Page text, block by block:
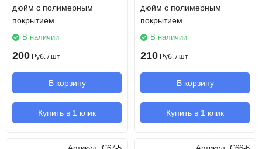
дюйм с полимерным
покрытием
В наличии
200 Руб. / шт
В корзину
Купить в 1 клик
дюйм с полимерным
покрытием
В наличии
210 Руб. / шт
В корзину
Купить в 1 клик